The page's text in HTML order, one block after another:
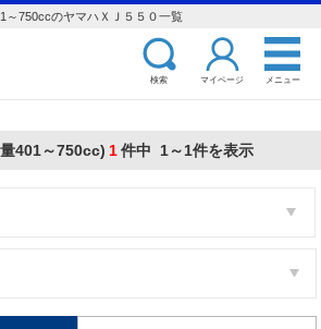
～750ccのヤマハＸＪ５５０一覧
検索 マイページ メニュー
401～750cc) 1件中 1～1件を表示